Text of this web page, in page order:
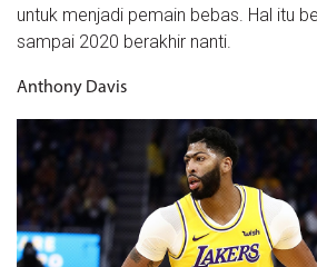
untuk menjadi pemain bebas. Hal itu
sampai 2020 berakhir nanti.
Anthony Davis